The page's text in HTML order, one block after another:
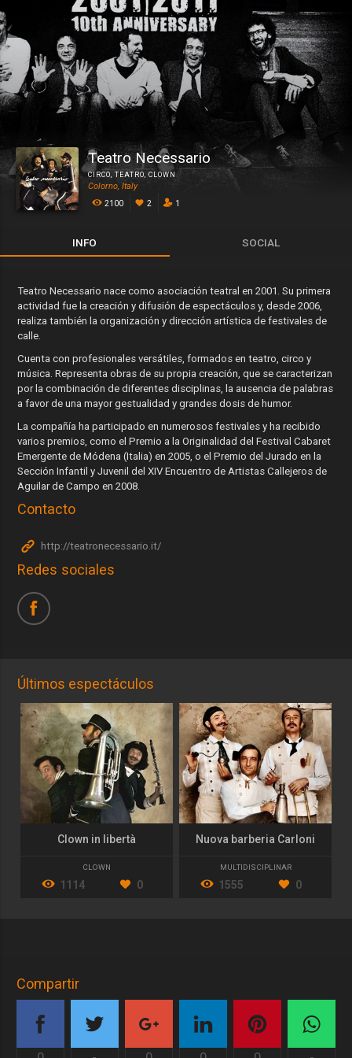
Teatro Necessario
CIRCO, TEATRO, CLOWN
Colorno, Italy
2100
2 1
INFO SOCIAL
Teatro Necessario nace como asociación teatral en 2001. Su primera
actividad fue la creación y difusión de espectáculos y, desde 2006,
realiza también la organización y dirección artística de festivales de
calle.
Cuenta con profesionales versátiles, formados en teatro, circo y
música. Representa obras de su propia creación, que se caracterizan
por la combinación de diferentes disciplinas, la ausencia de palabras
a favor de una mayor gestualidad y grandes dosis de humor.
La compañía ha participado en numerosos festivales y ha recibido
varios premios, como el Premio a la Originalidad del Festival Cabaret
Emergente de Módena (Italia) en 2005, o el Premio del Jurado en la
Sección Infantil y Juvenil del XIV Encuentro de Artistas Callejeros de
Aguilar de Campo en 2008.
Contacto
http://teatronecessario.it/
Redes sociales
Últimos espectáculos
Clown in libertà
CLOWN
1114 0
Nuova barberia Carloni
MULTIDISCIPLINAR
1555 0
Compartir